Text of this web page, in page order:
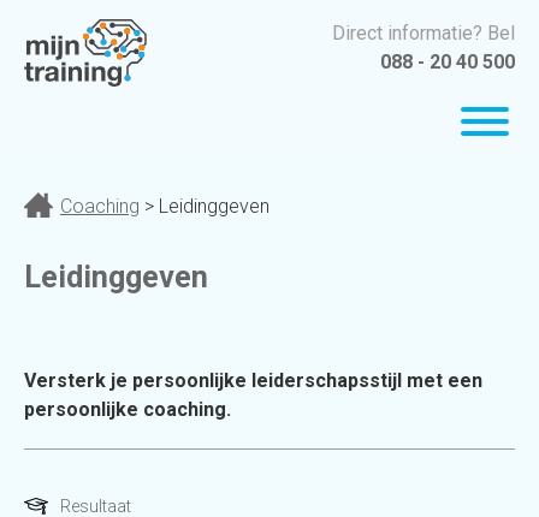
Direct informatie? Bel
088 - 20 40 500
Coaching > Leidinggeven
Leidinggeven
Versterk je persoonlijke leiderschapsstijl met een
persoonlijke coaching.
Resultaat